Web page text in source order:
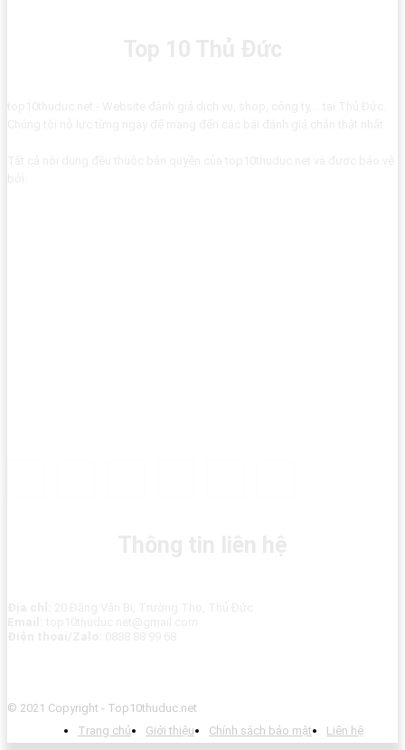
© 2021 Copyright - Top10thuduc.net
Trang chủ
Giới thiệu Chính sách bảo mật Liên hệ